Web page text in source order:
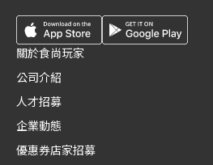
關於食尚玩家
公司介紹
人才招募
企業動態
優惠券店家招募